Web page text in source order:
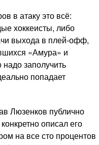
в атаку это всё:
хоккеисты, либо
выхода в плей-офф,
«Амура» и
заполучить
попадает
Люзенков публично
описал его
на все сто процентов